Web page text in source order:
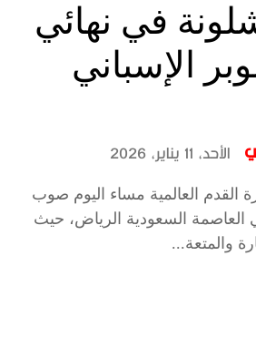
في نهائي
الإسباني
الأحد، 11 يناير، 2026
القدم العالمية مساء اليوم صوب
العاصمة السعودية الرياض، حيث
والمتعة...